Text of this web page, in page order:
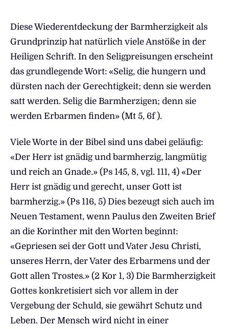
Diese Wiederentdeckung der Barmherzigkeit als
Grundprinzip hat natürlich viele Anstöße in der
Heiligen Schrift. In den Seligpreisungen erscheint
das grundlegende Wort: «Selig, die hungern und
dürsten nach der Gerechtigkeit; denn sie werden
satt werden. Selig die Barmherzigen; denn sie
werden Erbarmen finden» (Mt 5, 6f ).
Viele Worte in der Bibel sind uns dabei geläufig:
«Der Herr ist gnädig und barmherzig, langmütig
und reich an Gnade.» (Ps 145, 8, vgl. 111, 4) «Der
Herr ist gnädig und gerecht, unser Gott ist
barmherzig.» (Ps 116, 5) Dies bezeugt sich auch im
Neuen Testament, wenn Paulus den Zweiten Brief
an die Korinther mit den Worten beginnt:
«Gepriesen sei der Gott und Vater Jesu Christi,
unseres Herrn, der Vater des Erbarmens und der
Gott allen Trostes.» (2 Kor 1, 3) Die Barmherzigkeit
Gottes konkretisiert sich vor allem in der
Vergebung der Schuld, sie gewährt Schutz und
Leben. Der Mensch wird nicht in einer